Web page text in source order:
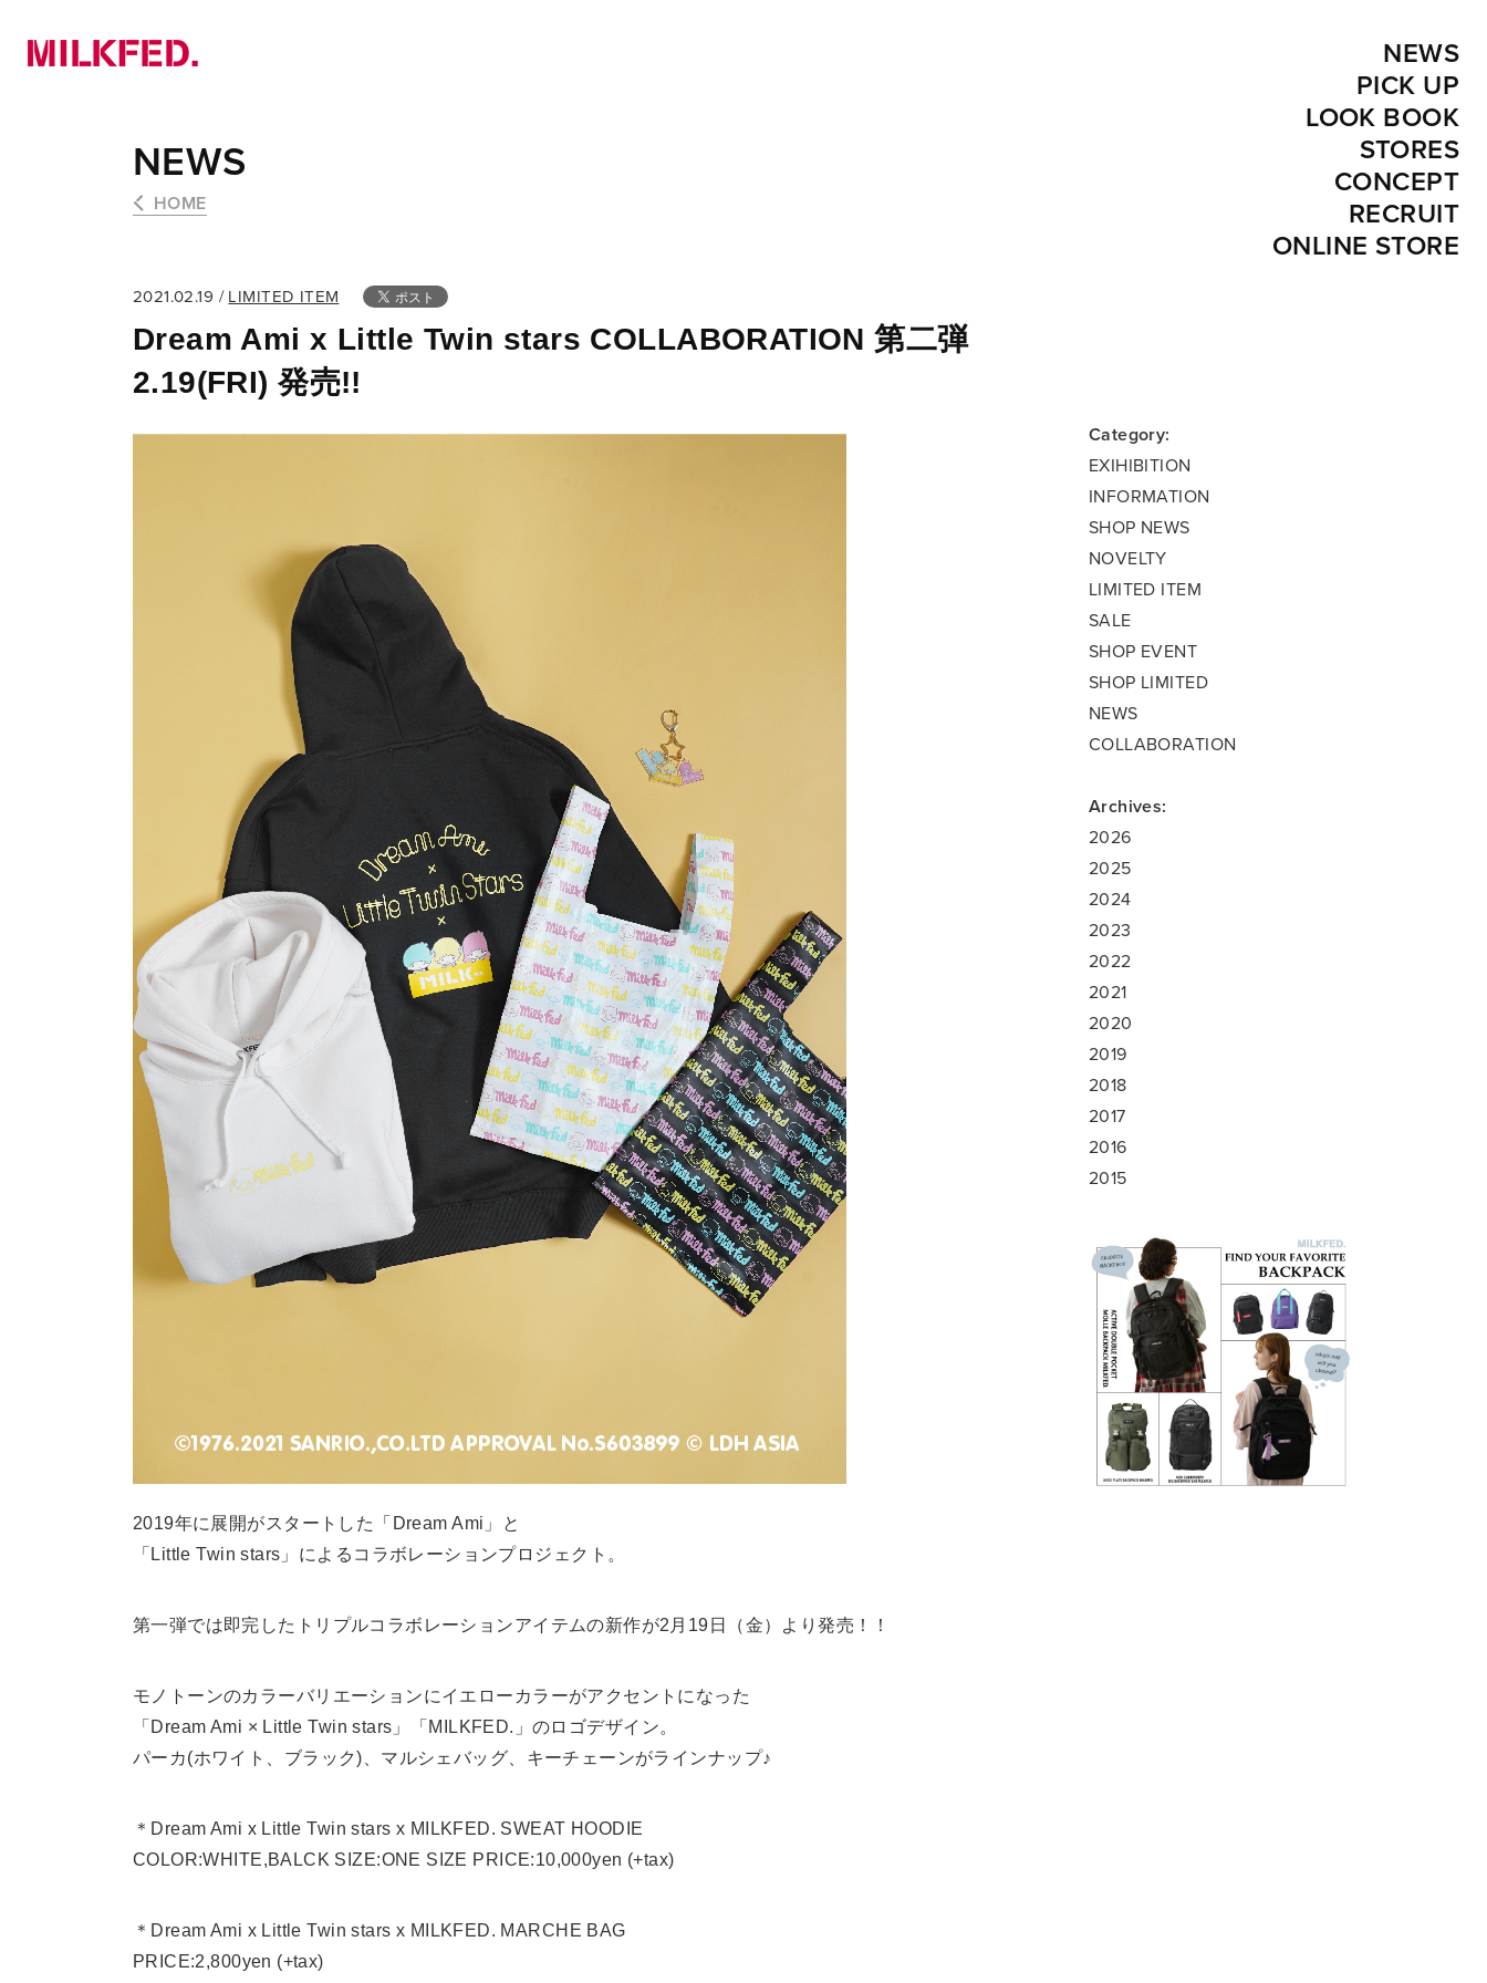
NEWS
PICK UP
LOOK BOOK
STORES
CONCEPT
RECRUIT
ONLINE STORE
NEWS
HOME
2021.02.19 / LIMITED ITEM
Dream Ami x Little Twin stars COLLABORATION 第二弾
2.19(FRI) 発売!!
2019年に展開がスタートした「Dream Ami」と
「Little Twin stars」によるコラボレーションプロジェクト。
第一弾では即完したトリプルコラボレーションアイテムの新作が2月19日（金）より発売！！
モノトーンのカラーバリエーションにイエローカラーがアクセントになった
「Dream Ami × Little Twin stars」「MILKFED.」のロゴデザイン。
パーカ(ホワイト、ブラック)、マルシェバッグ、キーチェーンがラインナップ♪
＊Dream Ami x Little Twin stars x MILKFED. SWEAT HOODIE
COLOR:WHITE,BALCK SIZE:ONE SIZE PRICE:10,000yen (+tax)
＊Dream Ami x Little Twin stars x MILKFED. MARCHE BAG
PRICE:2,800yen (+tax)
Category:
EXIHIBITION
INFORMATION
SHOP NEWS
NOVELTY
LIMITED ITEM
SALE
SHOP EVENT
SHOP LIMITED
NEWS
COLLABORATION
Archives:
2026
2025
2024
2023
2022
2021
2020
2019
2018
2017
2016
2015